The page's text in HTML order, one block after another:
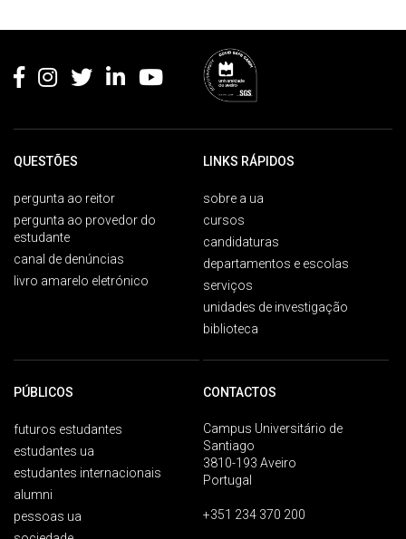
QUESTÕES
pergunta ao reitor
pergunta ao provedor do
estudante
canal de denúncias
livro amarelo eletrónico
LINKS RÁPIDOS
sobre a ua
cursos
candidaturas
departamentos e escolas
serviços
unidades de investigação
biblioteca
PÚBLICOS
futuros estudantes
estudantes ua
estudantes internacionais
alumni
pessoas ua
CONTACTOS
Campus Universitário de
Santiago
3810-193 Aveiro
Portugal
+351 234 370 200